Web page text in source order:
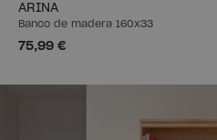
ARINA
Banco de madera 160x33
75,99 €